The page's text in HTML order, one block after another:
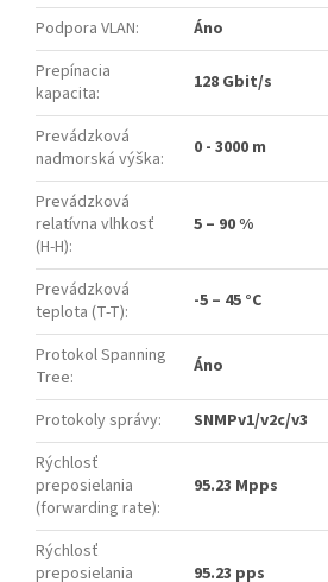
Podpora VLAN:
Áno
Prepínacia
kapacita: 128 Gbit/s
Prevádzková
nadmorská výška: 0 - 3000 m
Prevádzková
relatívna vlhkosť
(H-H):
5 – 90 %
Prevádzková
teplota (T-T): -5 – 45 °C
Protokol Spanning
Tree: Áno
Protokoly správy:
SNMPv1/v2c/v3
Rýchlosť
preposielania
(forwarding rate):
95.23 Mpps
Rýchlosť
preposielania
95.23 pps